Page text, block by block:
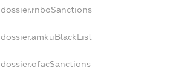
dossier.rnboSanctions
dossier.amkuBlackList
dossier.ofacSanctions